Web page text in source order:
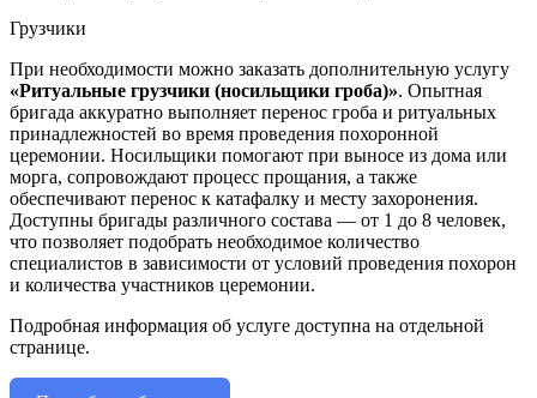
Грузчики
При необходимости можно заказать дополнительную услугу
«Ритуальные грузчики (носильщики гроба)». Опытная
бригада аккуратно выполняет перенос гроба и ритуальных
принадлежностей во время проведения похоронной
церемонии. Носильщики помогают при выносе из дома или
морга, сопровождают процесс прощания, а также
обеспечивают перенос к катафалку и месту захоронения.
Доступны бригады различного состава — от 1 до 8 человек,
что позволяет подобрать необходимое количество
специалистов в зависимости от условий проведения похорон
и количества участников церемонии.
Подробная информация об услуге доступна на отдельной
странице.